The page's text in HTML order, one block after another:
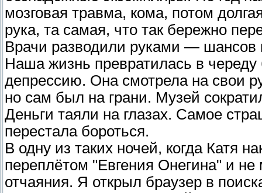
мозговая травма, кома, потом
рука, та самая, что так бережно
Врачи разводили руками — шансов
Наша жизнь превратилась в
депрессию. Она смотрела на свои
но сам был на грани. Музей
Деньги таяли на глазах. Самое
перестала бороться.
В одну из таких ночей, когда Катя
переплётом "Евгения Онегина" и
отчаяния. Я открыл браузер в